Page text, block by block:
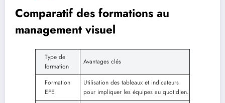
Comparatif des formations au
management visuel
Type de
formation
Avantages clés
Formation
EFE
Utilisation des tableaux et indicateurs
pour impliquer les équipes au quotidien.